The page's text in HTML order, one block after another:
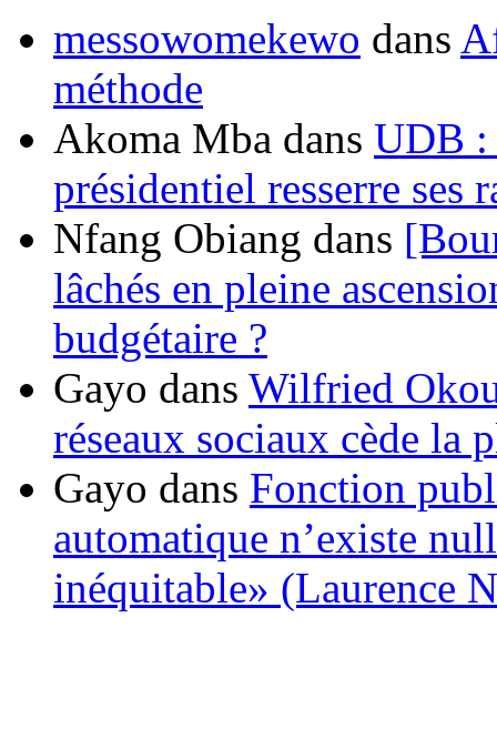
messowomekewo dans
méthode
Akoma Mba dans UDB :
présidentiel resserre ses
Nfang Obiang dans
lâchés en pleine
budgétaire ?
Gayo dans Wilfried
réseaux sociaux cède la
Gayo dans Fonction
automatique n’existe
inéquitable» (Laurence